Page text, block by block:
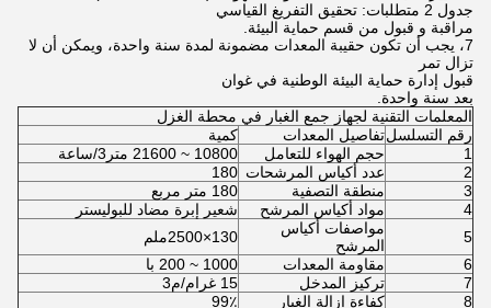
جدول 2 متطلبات: تحقيق التفريغ القياسي
مراقبة و قبول من قسم حماية البيئة.
7، يجب أن تكون حقيبة المعدات مضمونة لمدة سنة واحدة، ويمكن أن لا
تزال تمر
قبول إدارة حماية البيئة الوطنية في غوان
بعد سنة واحدة.
المعلمات التقنية لجهاز جمع الغبار في محطة الغزل
رقم التسلسلتفاصيل المعدات
كمية
1
حجم الهواء للتعامل
10800 ~ 21600 متر3/ساعة
2
عدد أكياس المرشحات 180
3
منطقة التصفية
180 متر مربع
4
مواد أكياس المرشح
شعير إبرة مضاد للبوليستر
5
مواصفات أكياس
المرشح
130×2500ملم
6
مقاومة المعدات
1000 ~ 200 با
7
تركيز المدخل
15 غرام/م3
8
كفاءة إزالة الغبار
99٪